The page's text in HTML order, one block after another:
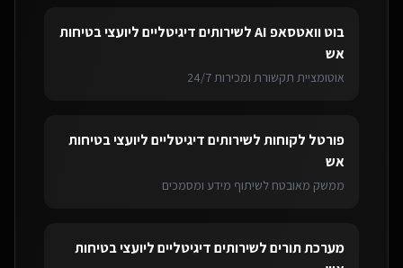
בוט וואטסאפ AI לשירותים דיגיטליים ליועצי בטיחות
אש
אוטומציית תקשורת ומכירות 24/7
פורטל לקוחותלשירותים דיגיטליים ליועצי בטיחות
אש
ממשק מאובטח לשיתוף מידע ומסמכים
מערכת תוריםלשירותים דיגיטליים ליועצי בטיחות